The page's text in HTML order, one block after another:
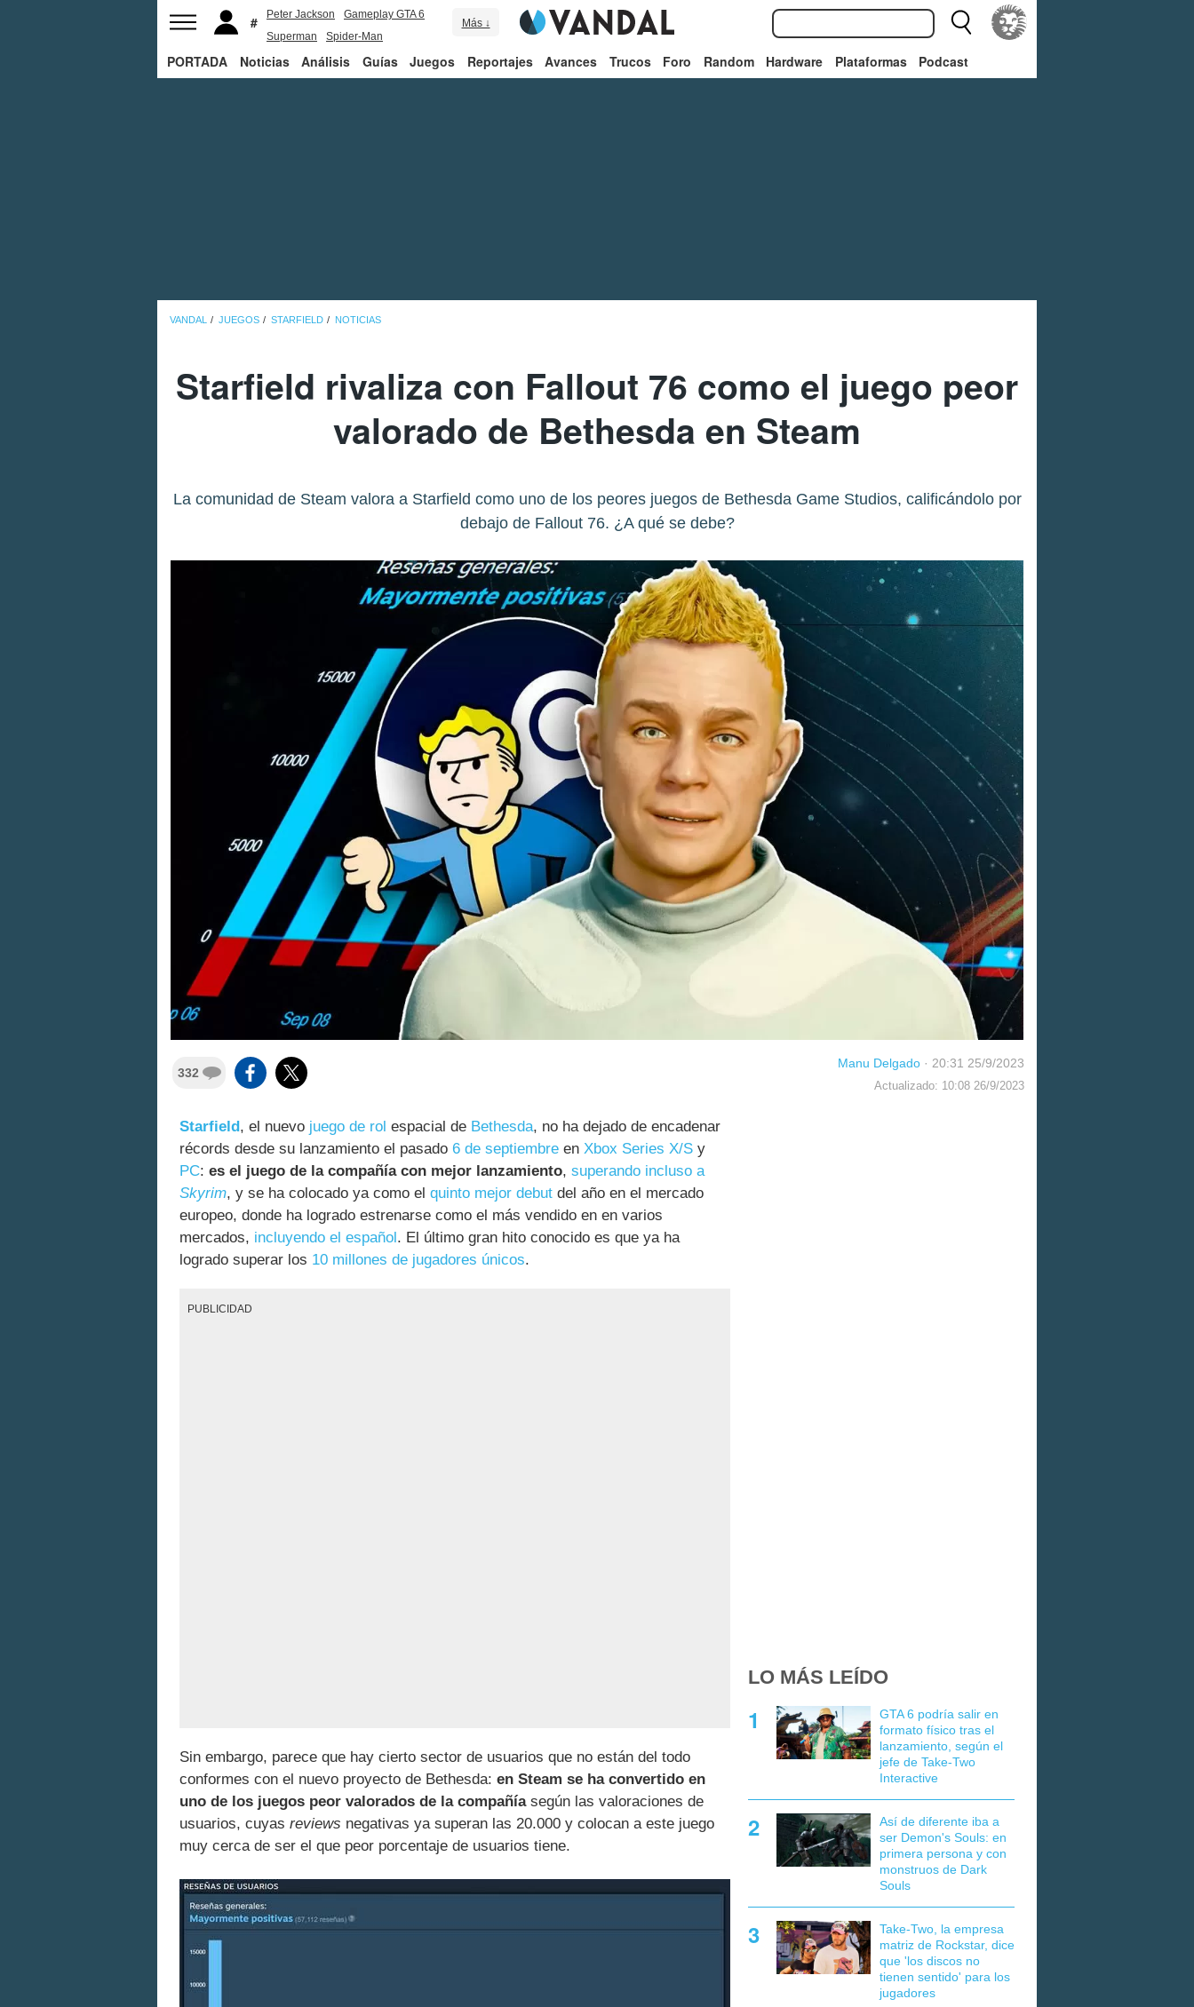
Peter Jackson
Gameplay GTA 6
Superman
Spider-Man
Más ↓
PORTADA Noticias Análisis Guías Juegos Reportajes Avances Trucos Foro Random Hardware Plataformas Podcast
VANDAL JUEGOS STARFIELD NOTICIAS
Starfield rivaliza con Fallout 76 como el juego peor
valorado de Bethesda en Steam
La comunidad de Steam valora a Starfield como uno de los peores juegos de Bethesda Game Studios, calificándolo por
debajo de Fallout 76. ¿A qué se debe?
332
Manu Delgado · 20:31 25/9/2023
Actualizado: 10:08 26/9/2023
Starfield , el nuevo juego de rol espacial de Bethesda, no ha dejado de encadenar
récords desde su lanzamiento el pasado 6 de septiembre en Xbox Series X/S y
PC: es el juego de la compañía con mejor lanzamiento, superando incluso a
Skyrim, y se ha colocado ya como el quinto mejor debut del año en el mercado
europeo, donde ha logrado estrenarse como el más vendido en en varios
mercados, incluyendo el español . El último gran hito conocido es que ya ha
logrado superar los 10 millones de jugadores únicos.
PUBLICIDAD
Sin embargo, parece que hay cierto sector de usuarios que no están del todo
conformes con el nuevo proyecto de Bethesda: en Steam se ha convertido en
uno de los juegos peor valorados de la compañíasegún las valoraciones de
usuarios, cuyas reviews negativas ya superan las 20.000 y colocan a este juego
muy cerca de ser el que peor porcentaje de usuarios tiene.
LO MÁS LEÍDO
GTA 6 podría salir en
formato físico tras el
lanzamiento, según el
jefe de Take-Two
Interactive
Así de diferente iba a
ser Demon's Souls: en
primera persona y con
monstruos de Dark
Souls
Take-Two, la empresa
matriz de Rockstar, dice
que 'los discos no
tienen sentido' para los
jugadores